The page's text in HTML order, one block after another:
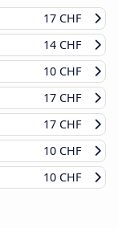
17 CHF
14 CHF
10 CHF
17 CHF
17 CHF
10 CHF
10 CHF